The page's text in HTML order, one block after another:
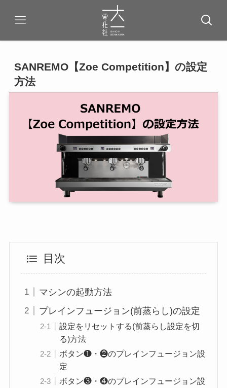
SANREMO【Zoe Competition】の設定
方法
目次
マシンの起動方法
プレインフュージョン(前蒸らし)の設定
設定をリセットする(前蒸らし設定を切
る)方法
ボタン❶・❷のプレインフュージョン設
定
ボタン❸・❹のプレインフュージョン設